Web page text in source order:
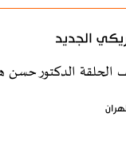
الجديد
الدكتور حسن